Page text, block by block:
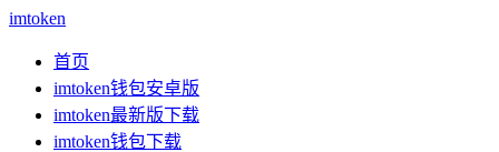
imtoken
首页
imtoken钱包安卓版
imtoken最新版下载
imtoken钱包下载